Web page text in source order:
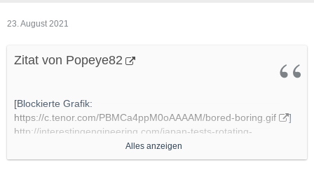
23. August 2021
Zitat von Popeye82
[Blockierte Grafik:
https://c.tenor.com/PBMCa4ppM0oAAAAM/bored-boring.gif
]
http://interestingengineering.com/japan-tests-rotating-
detonation-engine-in-space-for-the-first-time
Alles anzeigen